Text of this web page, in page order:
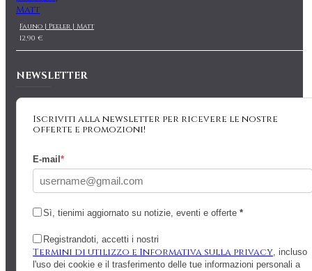
Fauno | Peeler | Matt
12,90 €
NEWSLETTER
Iscriviti alla newsletter per ricevere le nostre
offerte e promozioni!
E-mail *
Sì, tienimi aggiornato su notizie, eventi e offerte *
Registrandoti, accetti i nostri
Termini di utilizzo e Informativa sulla privacy, incluso
l'uso dei cookie e il trasferimento delle tue informazioni personali a